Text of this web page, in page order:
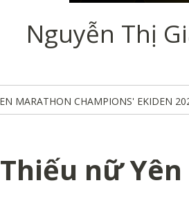
Nguyễn Thị
Thiếu nữ